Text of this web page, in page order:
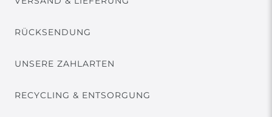
RÜCKSENDUNG
UNSERE ZAHLARTEN
RECYCLING & ENTSORGUNG